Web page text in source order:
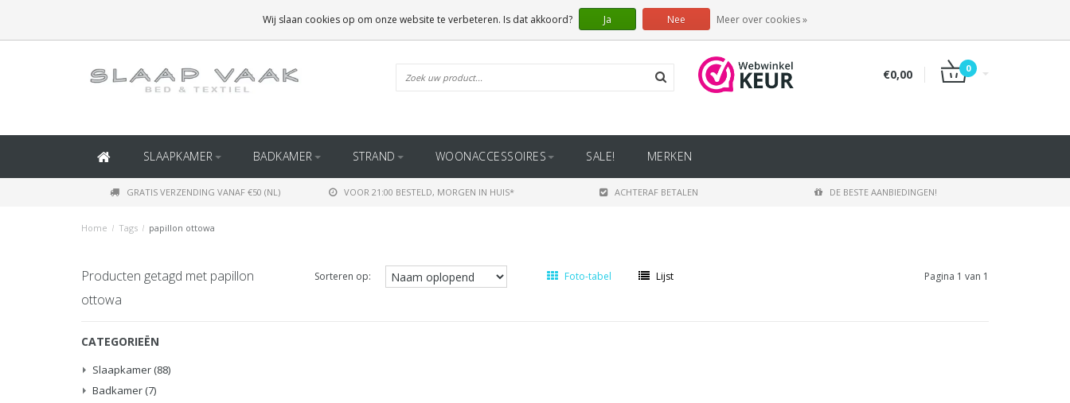
(BINNEN BELGIË)
€0,00 0
SLAAPKAMER BADKAMER STRAND WOONACCESSOIRES SALE! MERKEN
GRATIS VERZENDING VANAF €50 (NL) VOOR 21:00 BESTELD, MORGEN IN HUIS* ACHTERAF BETALEN DE BESTE AANBIEDINGEN!
Home / Tags / papillon ottowa
Producten getagd met papillon
ottowa
Sorteren op: Foto-tabel Lijst Pagina 1 van 1
CATEGORIEËN
Slaapkamer (88)
Badkamer (7)
Wij slaan cookies op om onze website te verbeteren. Is dat akkoord? Ja Nee Meer over cookies »